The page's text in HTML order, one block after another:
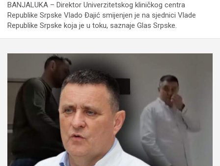
BANJALUKA – Direktor Univerzitetskog kliničkog centra
Republike Srpske Vlado Đajić smijenjen je na sjednici Vlade
Republike Srpske koja je u toku, saznaje Glas Srpske.